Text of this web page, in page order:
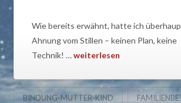
Wie bereits erwähnt, hatte ich
Ahnung vom Stillen – keinen Plan, keine
Technik! …weiterlesen
BINDUNG-MUTTER-KIND